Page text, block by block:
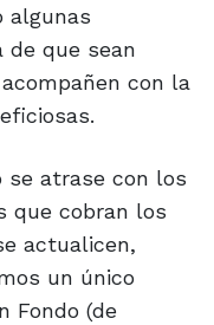
algunas
de que sean
con la
se atrase con los
que cobran los
actualicen,
un único
Fondo (de